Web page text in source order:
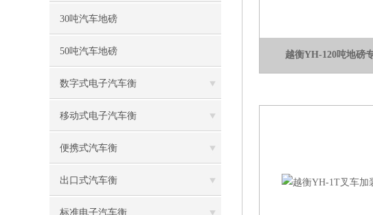
30吨汽车地磅
50吨汽车地磅
数字式电子汽车衡
移动式电子汽车衡
便携式汽车衡
出口式汽车衡
标准电子汽车衡
越衡YH-120吨地磅